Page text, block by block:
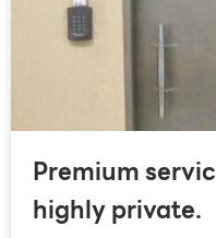
Premium
highly private.